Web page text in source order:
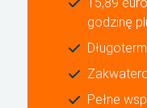
godzinę
Pełne